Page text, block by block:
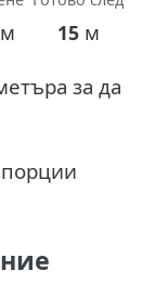
15м
за да
порции